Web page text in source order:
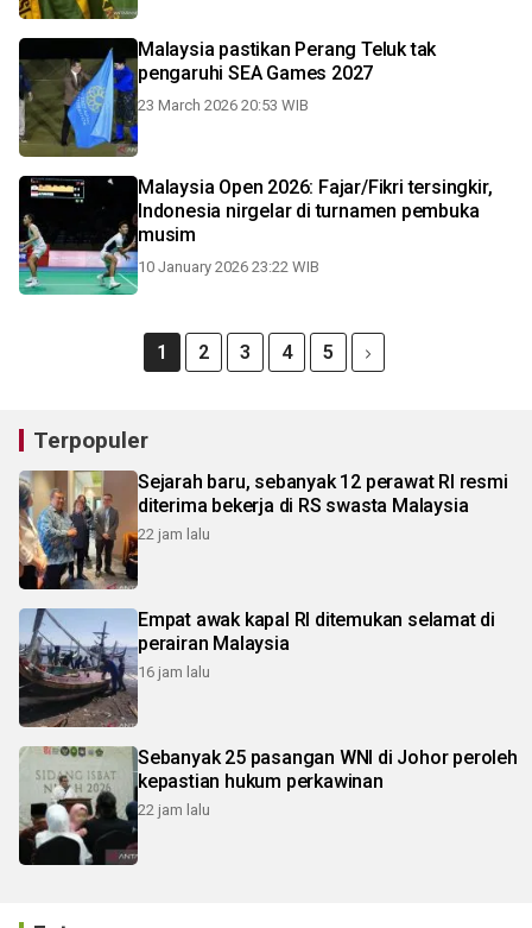
Malaysia pastikan Perang Teluk tak
pengaruhi SEA Games 2027
23 March 2026 20:53 WIB
Malaysia Open 2026: Fajar/Fikri tersingkir,
Indonesia nirgelar di turnamen pembuka
musim
10 January 2026 23:22 WIB
1 2 3 4 5
Terpopuler
Sejarah baru, sebanyak 12 perawat RI resmi
diterima bekerja di RS swasta Malaysia
22 jam lalu
Empat awak kapal RI ditemukan selamat di
perairan Malaysia
16 jam lalu
Sebanyak 25 pasangan WNI di Johor peroleh
kepastian hukum perkawinan
22 jam lalu